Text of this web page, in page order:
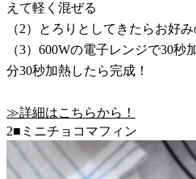
えて軽く混ぜる
（2）とろりとしてきたらお好
（3）600Wの電子レンジで30秒
分30秒加熱したら完成！
≫詳細はこちらから！
2■ミニチョコマフィン